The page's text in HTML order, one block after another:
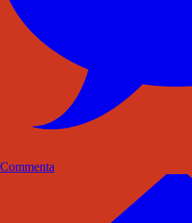
Commenta